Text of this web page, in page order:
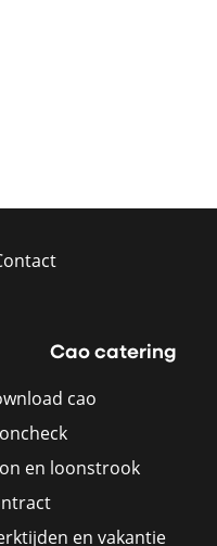
Cao catering
cao
en loonstrook
en vakantie